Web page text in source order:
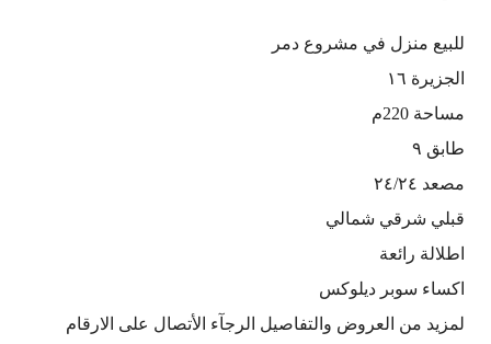
للبيع منزل في مشروع دمر
الجزيرة ١٦
مساحة 220م
طابق ٩
مصعد ٢٤/٢٤
قبلي شرقي شمالي
اطلالة رائعة
اكساء سوبر ديلوكس
لمزيد من العروض والتفاصيل الرجآء الأتصال على الارقام